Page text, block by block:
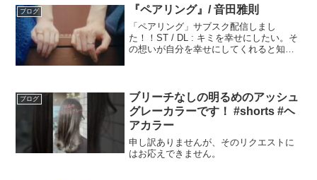
ク↓☆☆ロイヤルファミリーのレア情報は
こちら！☆★25a...
ブログ 『ペアリング』/ 音田雅則
「ペアリング」サブスク配信しまし
た！！ST / DL : キミを幸せにしたい。そ
の想いが自分を幸せにしてくれると知っ
いてくだろうね...
ブログ
ブリーチなしの明るめのアッシュ
グレーカラーです！ #shorts #ヘ
アカラー
申し訳ありませんが、そのリクエストに
はお応えできません。